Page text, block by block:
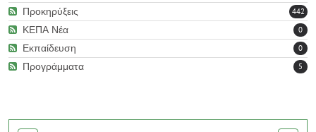
442
Προκηρύξεις
0
ΚΕΠΑ Νέα
0
Εκπαίδευση
5
Προγράμματα